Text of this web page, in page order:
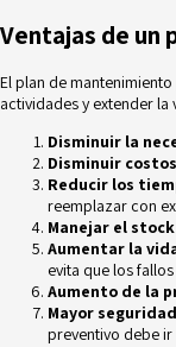
Ventajas de un
El plan de
actividades y extender
Disminuir la
Disminuir
Reducir los
reemplazar con
Manejar el
Aumentar la
evita que los
Aumento de la
Mayor
preventivo debe